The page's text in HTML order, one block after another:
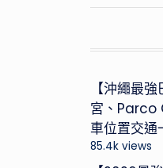
【沖繩最
宮、Parco
車位置交通
85.4k views